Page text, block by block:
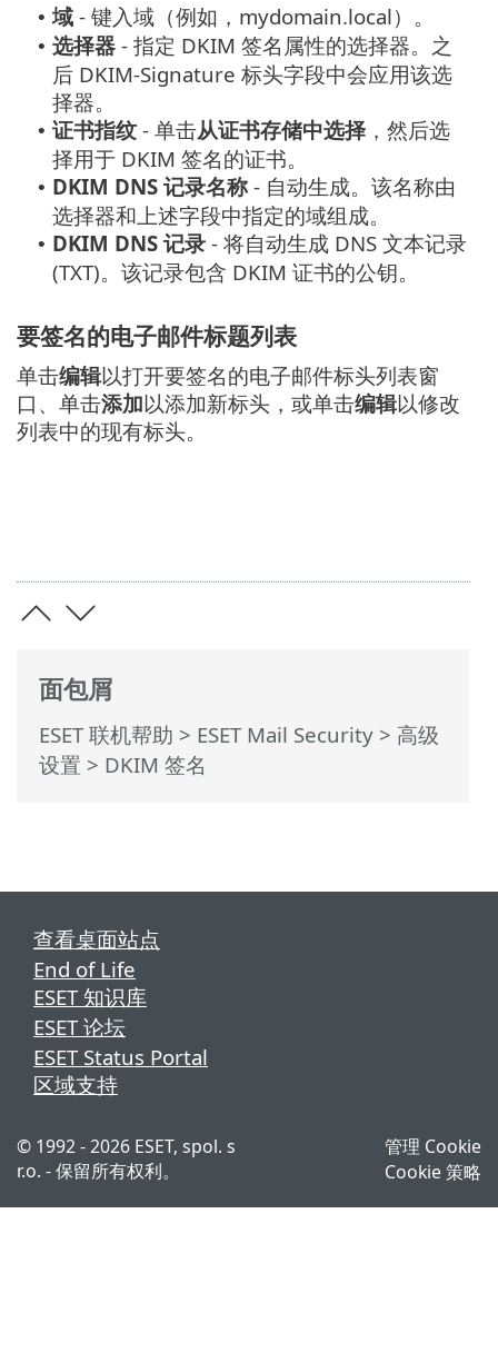
面包屑
ESET 联机帮助 > ESET Mail Security > 高级
设置 > DKIM 签名
• 域 - 键入域（例如，mydomain.local）。
• 选择器 - 指定 DKIM 签名属性的选择器。之
后 DKIM-Signature 标头字段中会应用该选
择器。
• 证书指纹 - 单击从证书存储中选择 ，然后选
择用于 DKIM 签名的证书。
• DKIM DNS 记录名称 - 自动生成。该名称由
选择器和上述字段中指定的域组成。
• DKIM DNS 记录 - 将自动生成 DNS 文本记录
(TXT)。该记录包含 DKIM 证书的公钥。
要签名的电子邮件标题列表
单击编辑以打开要签名的电子邮件标头列表窗
口、单击添加以添加新标头，或单击编辑以修改
列表中的现有标头。
查看桌面站点
End of Life
ESET 知识库
ESET 论坛
ESET Status Portal
区域支持
© 1992 - 2026 ESET, spol. s
r.o. - 保留所有权利。
管理 Cookie
Cookie 策略